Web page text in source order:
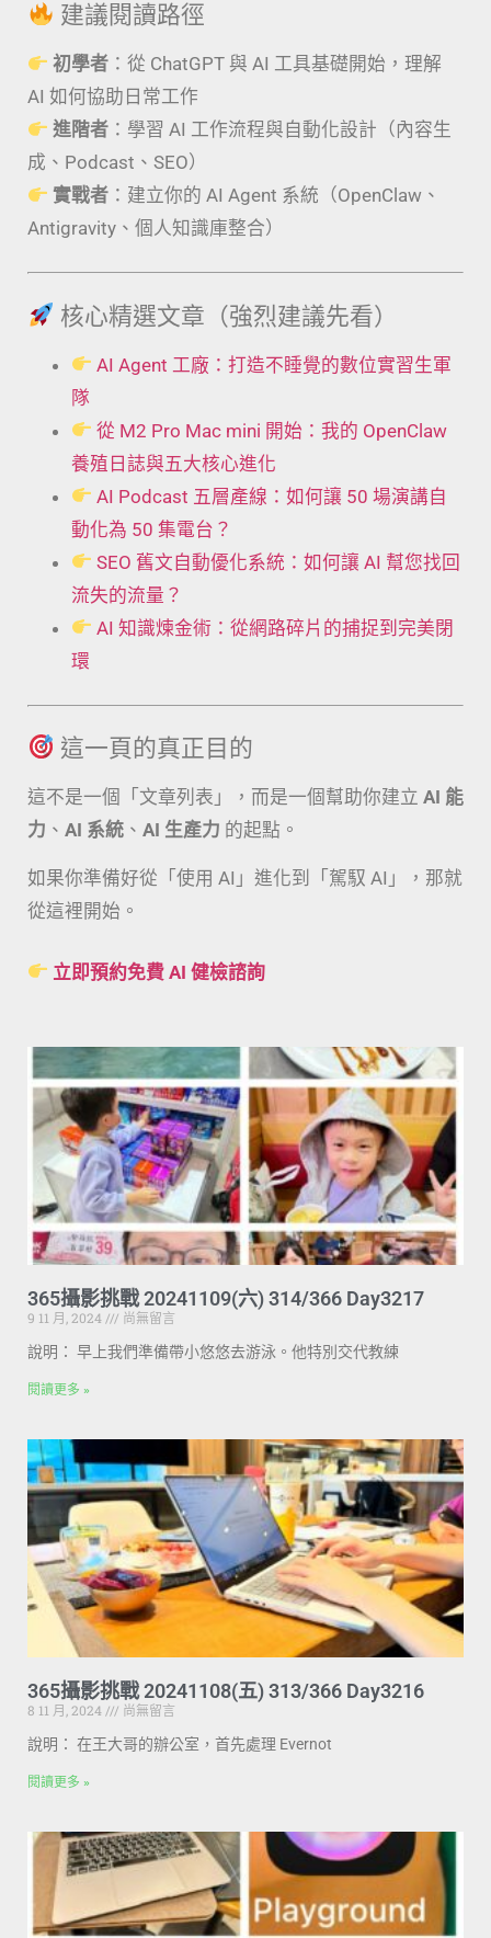
建議閱讀路徑
初學者 ：從 ChatGPT 與 AI 工具基礎開始，理解
AI 如何協助日常工作
進階者 ：學習 AI 工作流程與自動化設計（內容生
成、Podcast、SEO）
實戰者 ：建立你的 AI Agent 系統（OpenClaw、
Antigravity、個人知識庫整合）
核心精選文章（強烈建議先看）
AI Agent 工廠：打造不睡覺的數位實習生軍
隊
從 M2 Pro Mac mini 開始：我的 OpenClaw
養殖日誌與五大核心進化
AI Podcast 五層產線：如何讓 50 場演講自
動化為 50 集電台？
SEO 舊文自動優化系統：如何讓 AI 幫您找回
流失的流量？
AI 知識煉金術：從網路碎片的捕捉到完美閉
環
這一頁的真正目的
這不是一個「文章列表」，而是一個幫助你建立 AI 能
力 、 AI 系統 、 AI 生產力 的起點。
如果你準備好從「使用 AI」進化到「駕馭 AI」，那就
從這裡開始。
立即預約免費 AI 健檢諮詢
365攝影挑戰 20241109(六) 314/366 Day3217
9 11 月, 2024
尚無留言
說明： 早上我們準備帶小悠悠去游泳。他特別交代教練
閱讀更多 »
365攝影挑戰 20241108(五) 313/366 Day3216
8 11 月, 2024
尚無留言
說明： 在王大哥的辦公室，首先處理 Evernot
閱讀更多 »